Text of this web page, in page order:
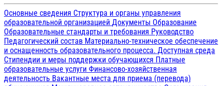
Основные сведения Структура и органы управления
образовательной организацией Документы Образование
Образовательные стандарты и требования Руководство
Педагогический состав Материально-техническое обеспечение
и оснащенность образовательного процесса. Доступная среда
Стипендии и меры поддержки обучающихся Платные
образовательные услуги Финансово-хозяйственная
деятельность Вакантные места для приема (перевода)